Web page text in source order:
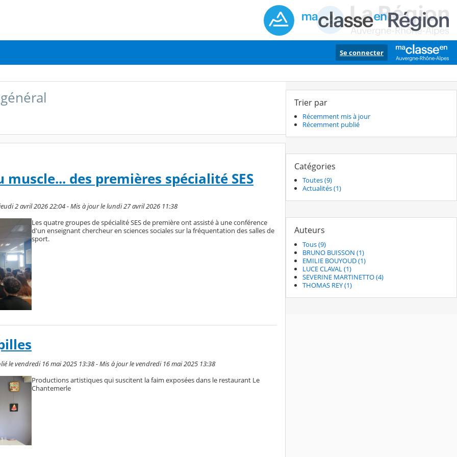
Se connecter
des premières spécialité SES
2 avril 2026 22:04 - Mis à jour le lundi 27 avril 2026 11:38
Les quatre groupes de spécialité SES de première ont assisté à une conférence
d'un enseignant chercheur en sciences sociales sur la fréquentation des salles de
sport.
le vendredi 16 mai 2025 13:38 - Mis à jour le vendredi 16 mai 2025 13:38
Productions artistiques qui suscitent la faim exposées dans le restaurant Le
Chantemerle
Trier par
Récemment mis à jour
Récemment publié
Catégories
Toutes (9)
Actualités (1)
Auteurs
Tous (9)
BRUNO BUISSON (1)
EMILIE BOUYOUD (1)
LUCE CLAVAL (1)
SEVERINE MARTINETTO (4)
THOMAS REY (1)